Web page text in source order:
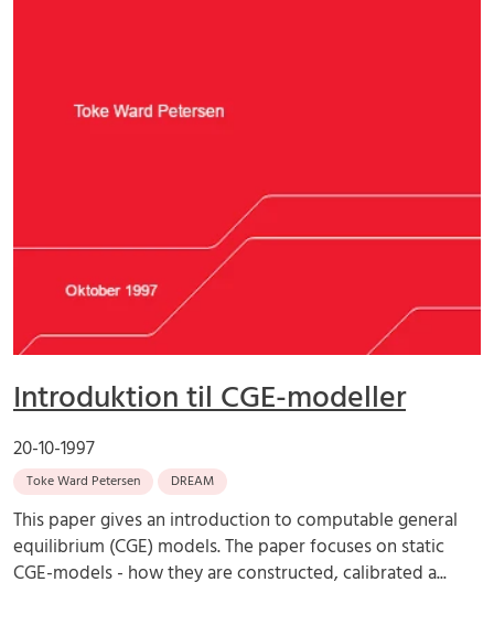
Introduktion til CGE-modeller
20-10-1997
Toke Ward Petersen DREAM
This paper gives an introduction to computable general
equilibrium (CGE) models. The paper focuses on static
CGE-models - how they are constructed, calibrated a...